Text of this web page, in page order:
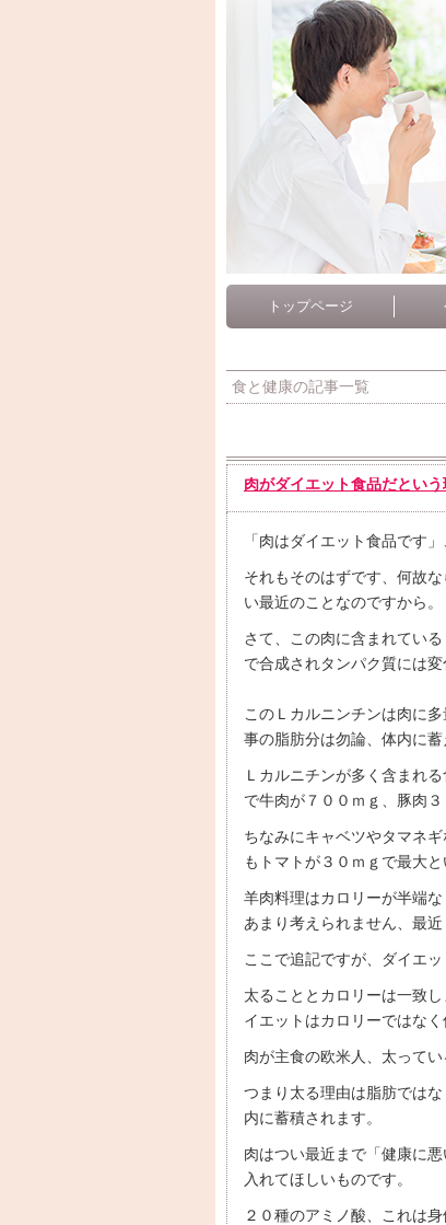
トップページ
食と健康の記事一覧
肉がダイエット食品だという
「肉はダイエット食品です
それもそのはずです、何故
い最近のことなのですから。
さて、この肉に含まれてい
で合成されタンパク質には
このＬカルニンチンは肉に
事の脂肪分は勿論、体内に
Ｌカルニチンが多く含まれ
で牛肉が７００ｍｇ、豚肉３
ちなみにキャベツやタマネ
もトマトが３０ｍｇで最大と
羊肉料理はカロリーが半端
あまり考えられません、最
ここで追記ですが、ダイエ
太ることとカロリーは一致
イエットはカロリーではなく
肉が主食の欧米人、太って
つまり太る理由は脂肪では
内に蓄積されます。
肉はつい最近まで「健康に
入れてほしいものです。
２０種のアミノ酸、これは